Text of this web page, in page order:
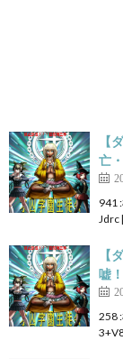
【
亡
941
【
嘘
258